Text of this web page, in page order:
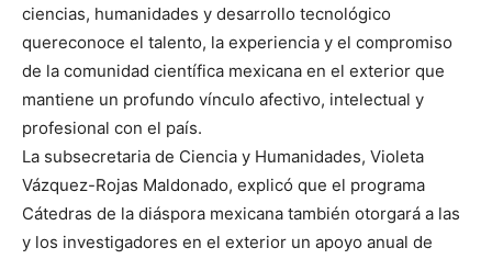
ciencias, humanidades y desarrollo tecnológico
quereconoce el talento, la experiencia y el compromiso
de la comunidad científica mexicana en el exterior que
mantiene un profundo vínculo afectivo, intelectual y
profesional con el país.
La subsecretaria de Ciencia y Humanidades, Violeta
Vázquez-Rojas Maldonado, explicó que el programa
Cátedras de la diáspora mexicana también otorgará a las
y los investigadores en el exterior un apoyo anual de